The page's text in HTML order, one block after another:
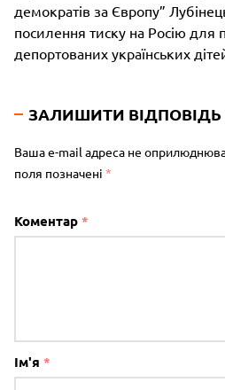
демократів за Європу”
посилення тиску на Росію для
депортованих українських
ЗАЛИШИТИ ВІДПОВІДЬ
Ваша e-mail адреса не
поля позначені *
Коментар *
Ім'я *